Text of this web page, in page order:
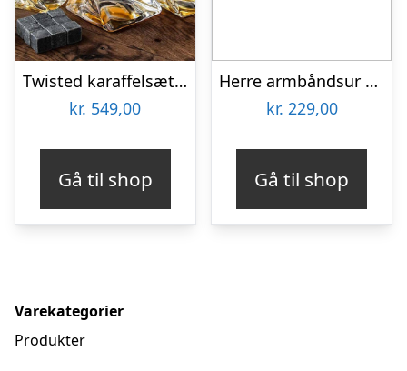
Twisted karaffelsæt med to glas
kr. 549,00
Gå til shop
Herre armbåndsur – Inka luxury sport
kr. 229,00
Gå til shop
Varekategorier
Produkter